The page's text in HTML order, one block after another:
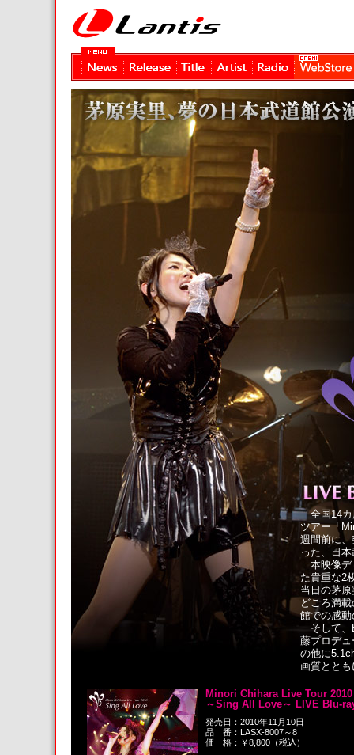
全国14カ
ツアー「
週間前に
った、日
本映像デ
た貴重な2
当日の茅
どころ満
館での感
そして、
藤プロデ
の他に
画質とと
Minori Chihara Live Tour 2010
～Sing All Love～ LIVE Blu-
発売日：2010年11月10日
品 番：LASX-8007～8
価 格：￥8,800（税込）